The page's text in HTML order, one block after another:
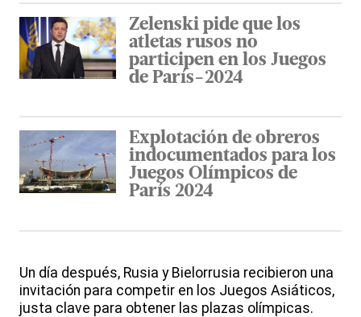
Zelenski pide que los
atletas rusos no
participen en los Juegos
de París-2024
Explotación de obreros
indocumentados para los
Juegos Olímpicos de
París 2024
Un día después, Rusia y Bielorrusia recibieron una
invitación para competir en los Juegos Asiáticos,
justa clave para obtener las plazas olímpicas.